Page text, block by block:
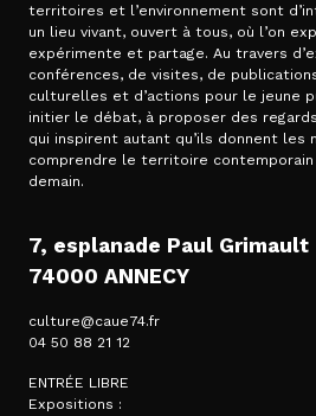
territoires et l’environnement sont
un lieu vivant, ouvert à tous, où l’on
expérimente et partage. Au travers
conférences, de visites, de
culturelles et d’actions pour le jeune
initier le débat, à proposer des
qui inspirent autant qu’ils donnent les
comprendre le territoire
demain.
7, esplanade Paul Grimault
74000 ANNECY
culture@caue74.fr
04 50 88 21 12
ENTRÉE LIBRE
Expositions :